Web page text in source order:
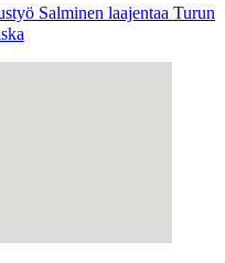
Salminen laajentaa Turun